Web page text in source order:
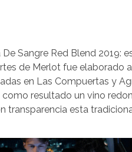
De Sangre Red Blend 2019:
de Merlot fue elaborado
en Las Compuertas y
resultado un vino
transparencia esta